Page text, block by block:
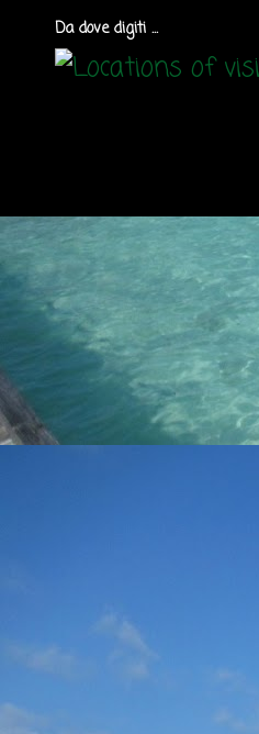
Da dove digiti ...